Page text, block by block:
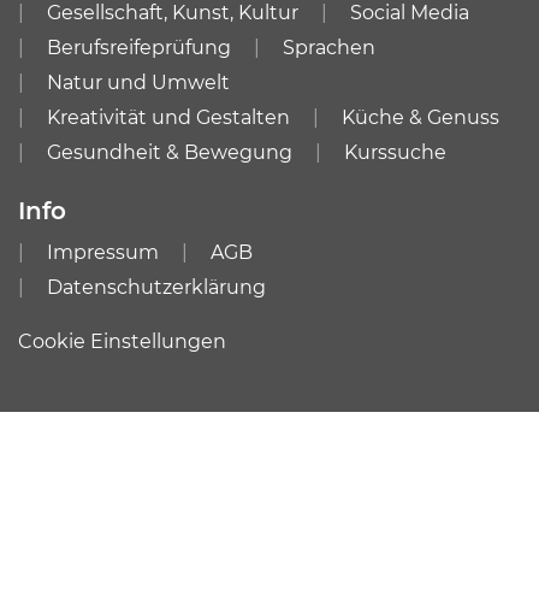
Gesellschaft, Kunst, Kultur
Social Media
Berufsreifeprüfung
Sprachen
Natur und Umwelt
Kreativität und Gestalten
Küche & Genuss
Gesundheit & Bewegung
Kurssuche
Info
Impressum
AGB
Datenschutzerklärung
Cookie Einstellungen